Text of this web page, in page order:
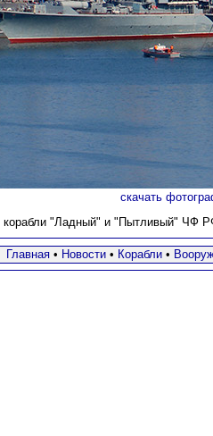
скачать
"Ладный" и "Пытливый" ЧФ
Главная• Новости• Корабли•